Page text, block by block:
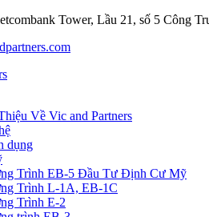
Tower, Lầu 21, số 5 Công
Về Vic and Partners
dụng
Trình EB-5 Đầu Tư Định Cư Mỹ
Trình L-1A, EB-1C
Trình E-2